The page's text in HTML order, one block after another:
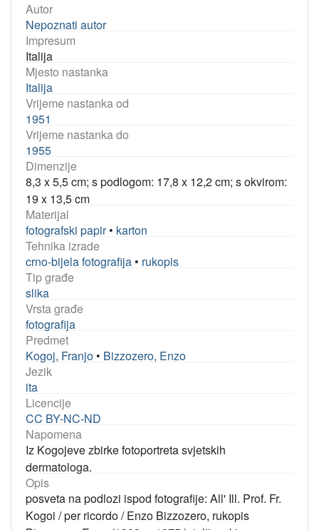
Autor
Nepoznati autor
Impresum
Italija
Mjesto nastanka
Italija
Vrijeme nastanka od
1951
Vrijeme nastanka do
1955
Dimenzije
8,3 x 5,5 cm; s podlogom: 17,8 x 12,2 cm; s okvirom:
19 x 13,5 cm
Materijal
fotografski papir• karton
Tehnika izrade
crno-bijela fotografija • rukopis
Tip građe
slika
Vrsta građe
fotografija
Predmet
Kogoj, Franjo • Bizzozero, Enzo
Jezik
ita
Licencije
CC BY-NC-ND
Napomena
Iz Kogojeve zbirke fotoportreta svjetskih
dermatologa.
Opis
posveta na podlozi ispod fotografije: All' Ill. Prof. Fr.
Kogoi / per ricordo / Enzo Bizzozero, rukopis